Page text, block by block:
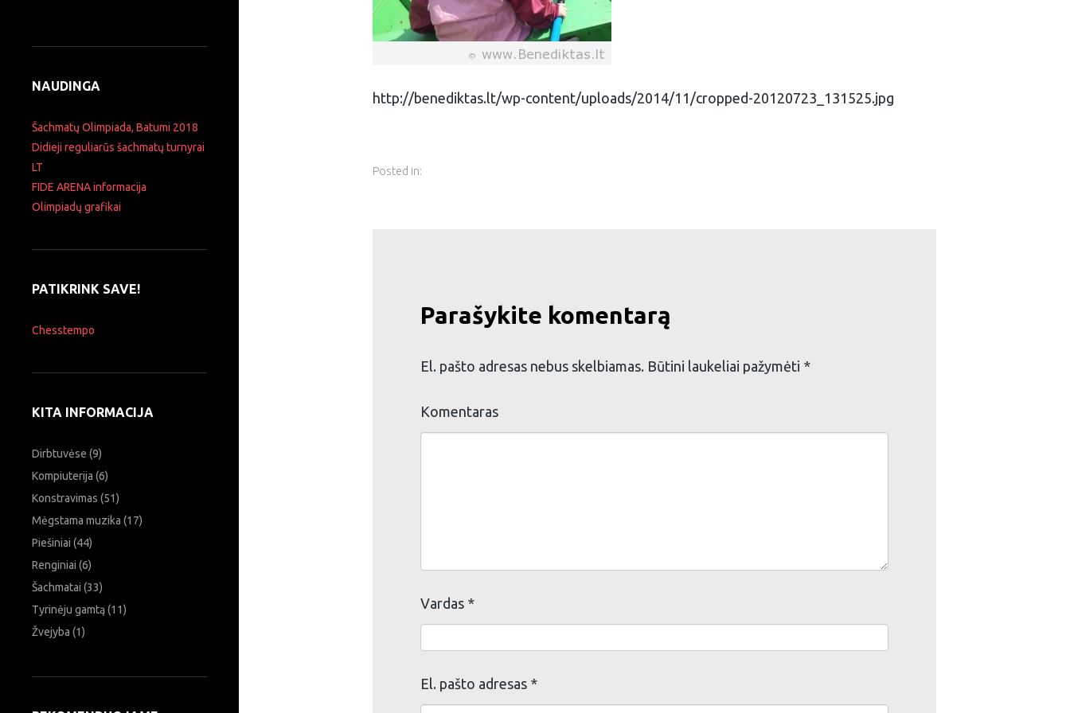
http://benediktas.lt/wp-content/uploads/2014/11/cropped-20120723_131525.jpg
Posted in:
Parašykite komentarą
El. pašto adresas nebus skelbiamas. Būtini laukeliai pažymėti *
Komentaras
Vardas *
El. pašto adresas *
NAUDINGA
Šachmatų Olimpiada, Batumi 2018
Didieji reguliarūs šachmatų turnyrai
LT
FIDE ARENA informacija
Olimpiadų grafikai
PATIKRINK SAVE!
Chesstempo
KITA INFORMACIJA
Dirbtuvėse (9)
Kompiuterija (6)
Konstravimas (51)
Mėgstama muzika (17)
Piešiniai (44)
Renginiai (6)
Šachmatai (33)
Tyrinėju gamtą(11)
Žvejyba (1)